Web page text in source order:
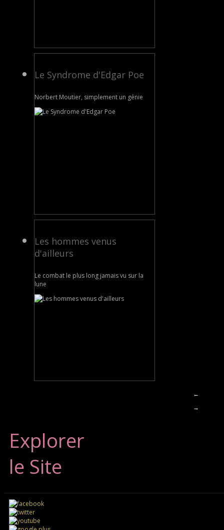
Le Syndrome d'Edgar Poe
Norbert Moutier, simplement un génie
Les hommes venus
d'ailleurs
Le combat le plus long jamais vu sur la
lune
←
→
Explorer
le Site